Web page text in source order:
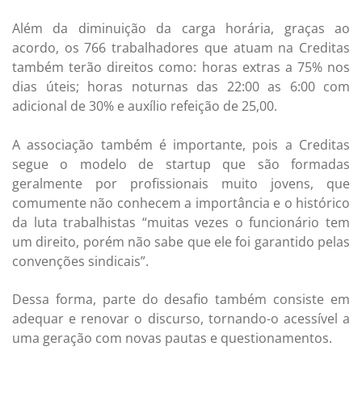
Além da diminuição da carga horária, graças ao
acordo, os 766 trabalhadores que atuam na Creditas
também terão direitos como: horas extras a 75% nos
dias úteis; horas noturnas das 22:00 as 6:00 com
adicional de 30% e auxílio refeição de 25,00.
A associação também é importante, pois a Creditas
segue o modelo de startup que são formadas
geralmente por profissionais muito jovens, que
comumente não conhecem a importância e o histórico
da luta trabalhistas “muitas vezes o funcionário tem
um direito, porém não sabe que ele foi garantido pelas
convenções sindicais”.
Dessa forma, parte do desafio também consiste em
adequar e renovar o discurso, tornando-o acessível a
uma geração com novas pautas e questionamentos.